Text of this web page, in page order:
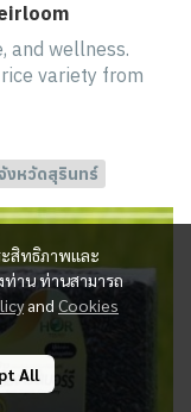
and wellness.
variety from
งหวัดสุรินทร์
ะสิทธิภาพและ
ท่าน ท่านสามารถ
and Cookies
All